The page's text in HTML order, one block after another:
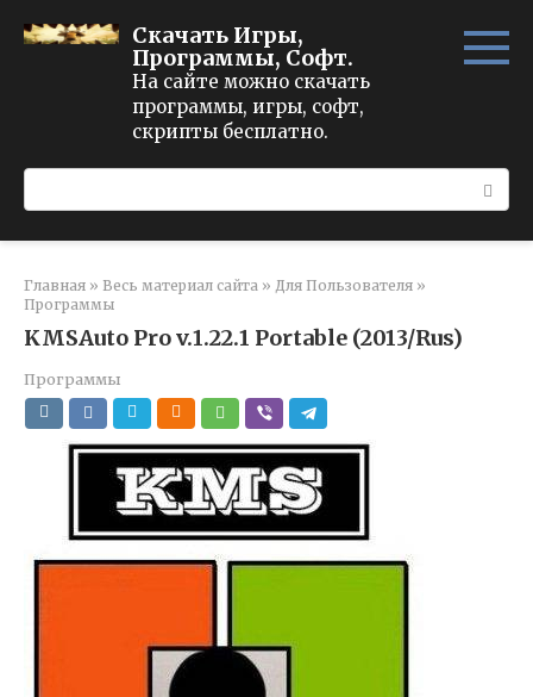
Скачать Игры,
Программы, Софт.
На сайте можно скачать
программы, игры, софт,
скрипты бесплатно.
Главная » Весь материал сайта » Для Пользователя »
Программы
KMSAuto Pro v.1.22.1 Portable (2013/Rus)
Программы